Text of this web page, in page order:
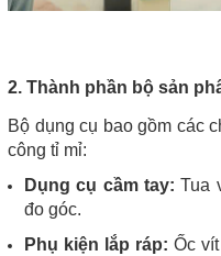
2. Thành phần bộ sản
Bộ dụng cụ bao gồm các
công tỉ mỉ:
Dụng cụ cầm tay: Tua
đo góc.
Phụ kiện lắp ráp: Ốc